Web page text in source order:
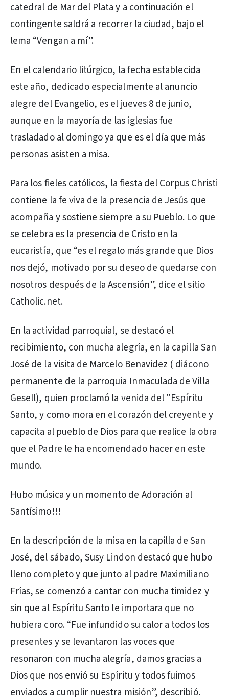
catedral de Mar del Plata y a continuación el
contingente saldrá a recorrer la ciudad, bajo el
lema “Vengan a mí”.
En el calendario litúrgico, la fecha establecida
este año, dedicado especialmente al anuncio
alegre del Evangelio, es el jueves 8 de junio,
aunque en la mayoría de las iglesias fue
trasladado al domingo ya que es el día que más
personas asisten a misa.
Para los fieles católicos, la fiesta del Corpus Christi
contiene la fe viva de la presencia de Jesús que
acompaña y sostiene siempre a su Pueblo. Lo que
se celebra es la presencia de Cristo en la
eucaristía, que “es el regalo más grande que Dios
nos dejó, motivado por su deseo de quedarse con
nosotros después de la Ascensión”, dice el sitio
Catholic.net.
En la actividad parroquial, se destacó el
recibimiento, con mucha alegría, en la capilla San
José de la visita de Marcelo Benavidez ( diácono
permanente de la parroquia Inmaculada de Villa
Gesell), quien proclamó la venida del "Espíritu
Santo, y como mora en el corazón del creyente y
capacita al pueblo de Dios para que realice la obra
que el Padre le ha encomendado hacer en este
mundo.
Hubo música y un momento de Adoración al
Santísimo!!!
En la descripción de la misa en la capilla de San
José, del sábado, Susy Lindon destacó que hubo
lleno completo y que junto al padre Maximiliano
Frías, se comenzó a cantar con mucha timidez y
sin que al Espíritu Santo le importara que no
hubiera coro. “Fue infundido su calor a todos los
presentes y se levantaron las voces que
resonaron con mucha alegría, damos gracias a
Dios que nos envió su Espíritu y todos fuimos
enviados a cumplir nuestra misión”, describió.